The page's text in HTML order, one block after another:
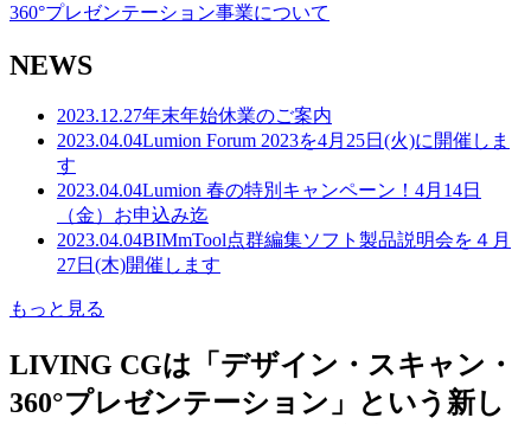
360°プレゼンテーション事業について
NEWS
2023.12.27年末年始休業のご案内
2023.04.04Lumion Forum 2023を4月25日(火)に開催しま
す
2023.04.04Lumion 春の特別キャンペーン！4月14日
（金）お申込み迄
2023.04.04BIMmTool点群編集ソフト製品説明会を４月
27日(木)開催します
もっと見る
LIVING CGは「デザイン・スキャン・
360°プレゼンテーション」という新し